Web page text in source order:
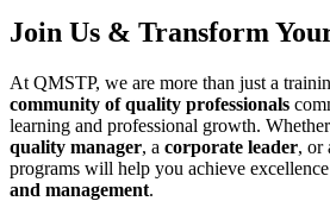
Join Us & Transform
At QMSTP, we are more than just a
community of quality professionals
learning and professional growth.
quality manager, a corporate leader, or
programs will help you achieve
and management.